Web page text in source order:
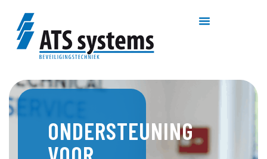
ONDERSTEUNING